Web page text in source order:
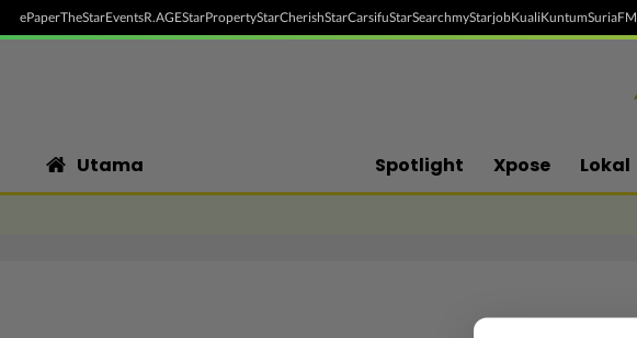
ePaperTheStarEventsR.AGEStarPropertyStarCherishStarCarsifuStarSearchmyStarjobKualiKuntumSuriaFM
Utama Spotlight Xpose Lokal